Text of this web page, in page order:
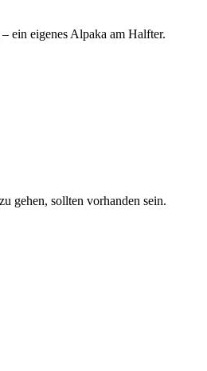
ein eigenes Alpaka am Halfter.
gehen, sollten vorhanden sein.